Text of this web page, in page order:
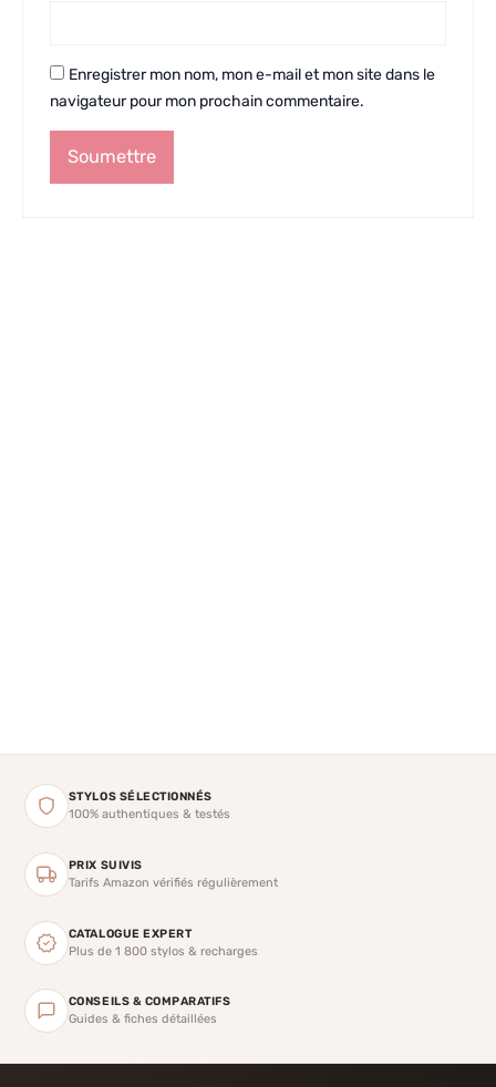
Enregistrer mon nom, mon e-mail et mon site dans le
navigateur pour mon prochain commentaire.
STYLOS SÉLECTIONNÉS
100% authentiques & testés
PRIX SUIVIS
Tarifs Amazon vérifiés régulièrement
CATALOGUE EXPERT
Plus de 1 800 stylos & recharges
CONSEILS & COMPARATIFS
Guides & fiches détaillées